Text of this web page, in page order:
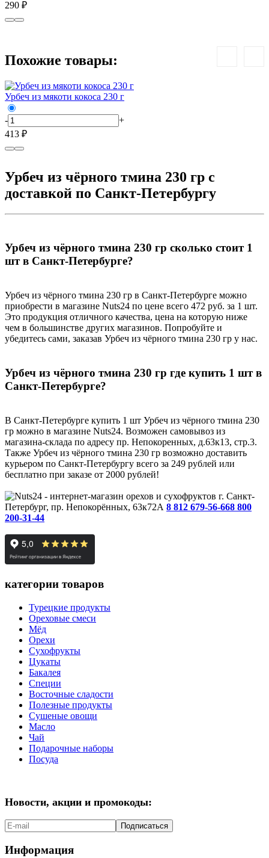
290 ₽
Похожие товары:
Урбеч из мякоти кокоса 230 г
-
+
413 ₽
Урбеч из чёрного тмина 230 гр с
доставкой по Санкт-Петербургу
Урбеч из чёрного тмина 230 гр сколько стоит 1
шт в Санкт-Петербурге?
Урбеч из чёрного тмина 230 гр в Санкт-Петербурге можно
приобрести в магазине Nuts24 по цене всего 472 руб. за 1 шт.
Это продукция отличного качества, цена на которую ниже
чем в большинстве других магазинов. Попробуйте и
убедитесь сами, заказав Урбеч из чёрного тмина 230 гр у нас.
Урбеч из чёрного тмина 230 гр где купить 1 шт в
Санкт-Петербурге?
В Санкт-Петербурге купить 1 шт Урбеч из чёрного тмина 230
гр можно в магазине Nuts24. Возможен самовывоз из
магазина-склада по адресу пр. Непокоренных, д.63к13, стр.3.
Также Урбеч из чёрного тмина 230 гр возможно доставить
курьером по Санкт-Петербургу всего за 249 рублей или
бесплатно при заказе от 2000 рублей!
г. Санкт-
Петербург, пр. Непокорённых, 63к72А 8 812 679-56-668 800
200-31-44
категории товаров
Турецкие продукты
Ореховые смеси
Мёд
Орехи
Сухофрукты
Цукаты
Бакалея
Специи
Восточные сладости
Полезные продукты
Сушеные овощи
Масло
Чай
Подарочные наборы
Посуда
Новости, акции и промокоды:
Подписаться
Информация